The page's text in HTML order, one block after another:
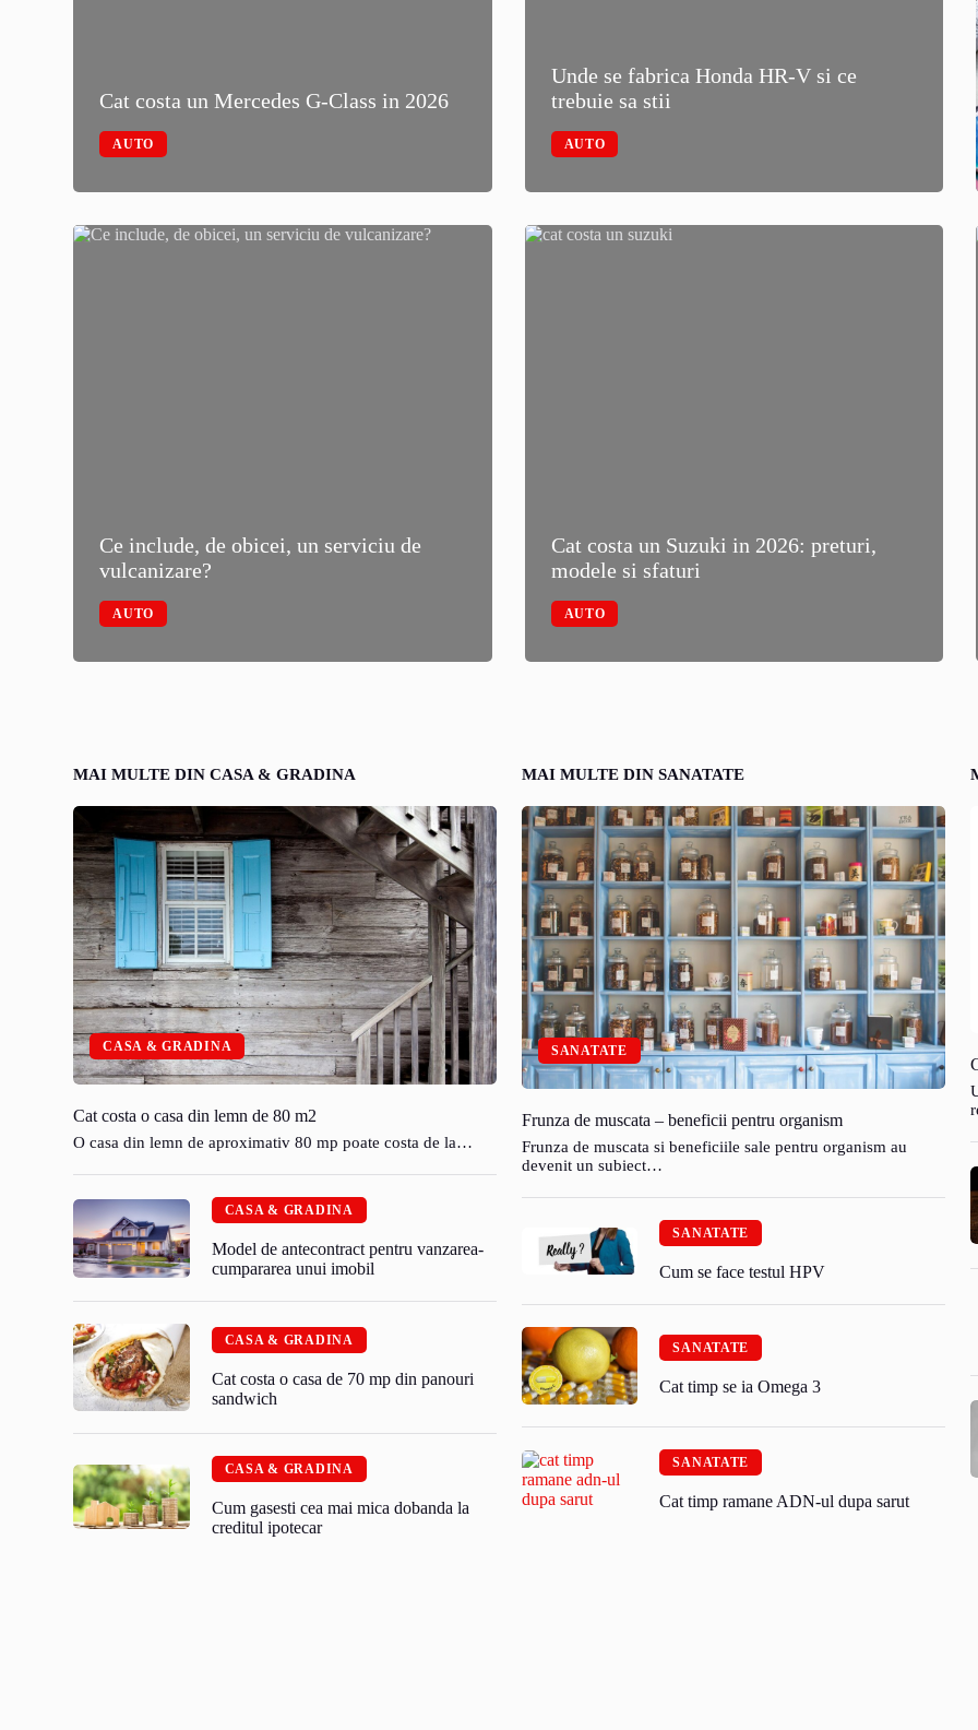
Cat costa un Mercedes G-Class in 2026
AUTO
Unde se fabrica Honda HR-V si ce
trebuie sa stii
AUTO
Ce include, de obicei, un serviciu de
vulcanizare?
AUTO
Cat costa un Suzuki in 2026: preturi,
modele si sfaturi
AUTO
MAI MULTE DIN CASA & GRADINA
CASA & GRADINA
Cat costa o casa din lemn de 80 m2
O casa din lemn de aproximativ 80 mp poate costa de la…
CASA & GRADINA
Model de antecontract pentru vanzarea-
cumpararea unui imobil
CASA & GRADINA
Cat costa o casa de 70 mp din panouri
sandwich
CASA & GRADINA
Cum gasesti cea mai mica dobanda la
creditul ipotecar
MAI MULTE DIN SANATATE
SANATATE
Frunza de muscata – beneficii pentru organism
Frunza de muscata si beneficiile sale pentru organism au
devenit un subiect…
SANATATE
Cum se face testul HPV
SANATATE
Cat timp se ia Omega 3
SANATATE
Cat timp ramane ADN-ul dupa sarut